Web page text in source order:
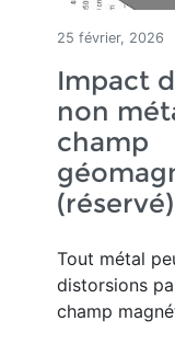
25 février, 2026
Impact
non
champ
(réservé)
Tout métal
distorsions
champ